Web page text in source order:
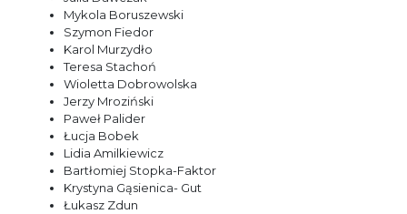
Mykola Boruszewski
Szymon Fiedor
Karol Murzydło
Teresa Stachoń
Wioletta Dobrowolska
Jerzy Mroziński
Paweł Palider
Łucja Bobek
Lidia Amilkiewicz
Bartłomiej Stopka-Faktor
Krystyna Gąsienica- Gut
Łukasz Zdun